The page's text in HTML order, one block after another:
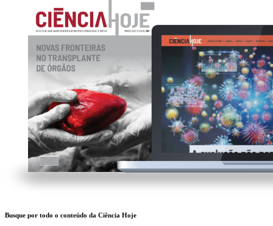
Busque por todo o conteúdo da Ciência Hoje